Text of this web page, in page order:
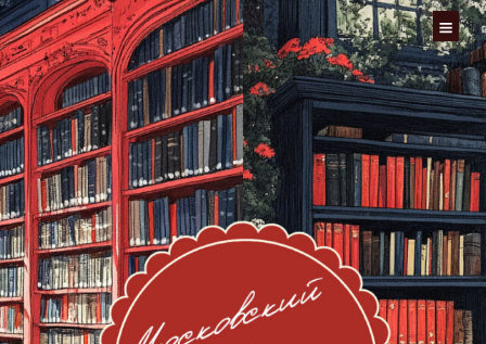
Перейти
к
содержимому